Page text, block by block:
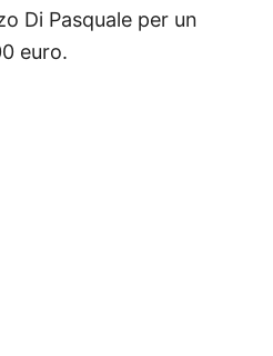
Di Pasquale per un
euro.